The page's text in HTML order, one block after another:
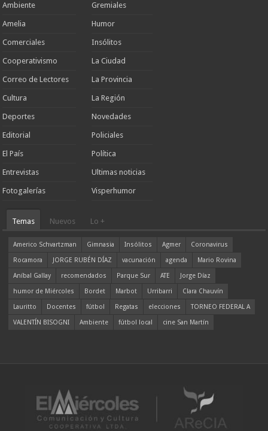
Ambiente
Amelia
Comerciales
Cooperativismo
Correo de Lectores
Cultura
Deportes
Editorial
El País
Entrevistas
Fotogalerías
Gremiales
Humor
Insólitos
La Ciudad
La Provincia
La Región
Novedades
Policiales
Política
Ultimas noticias
Visperhumor
Temas Nuevos Lo +
Americo Schvartzman Gimnasia Insólitos Agmer
Coronavirus
Rocamora
JORGE RUBÉN DÍAZ vacunación agenda
Mario Rovina
Aníbal Gallay
recomendados Parque Sur ATE
Jorge Díaz
humor de Miércoles
Bordet Marbot Urribarri
Clara Chauvín
Lauritto
Docentes fútbol Regatas elecciones
TORNEO FEDERAL A
VALENTÍN BISOGNI
Ambiente fútbol local cine San Martín